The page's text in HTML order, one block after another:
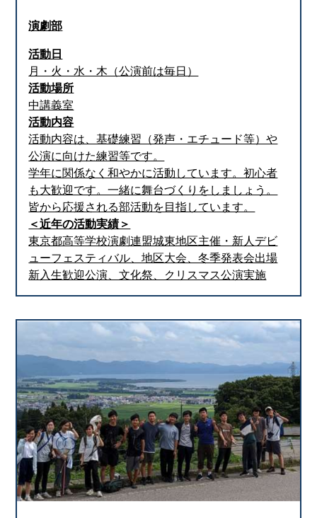
演劇部
活動日
月・火・水・木（公演前は毎日）
活動場所
中講義室
活動内容
活動内容は、基礎練習（発声・エチュード等）や
公演に向けた練習等です。
学年に関係なく和やかに活動しています。初心者
も大歓迎です。一緒に舞台づくりをしましょう。
皆から応援される部活動を目指しています。
＜近年の活動実績＞
東京都高等学校演劇連盟城東地区主催・新人デビ
ューフェスティバル、地区大会、冬季発表会出場
新入生歓迎公演、文化祭、クリスマス公演実施